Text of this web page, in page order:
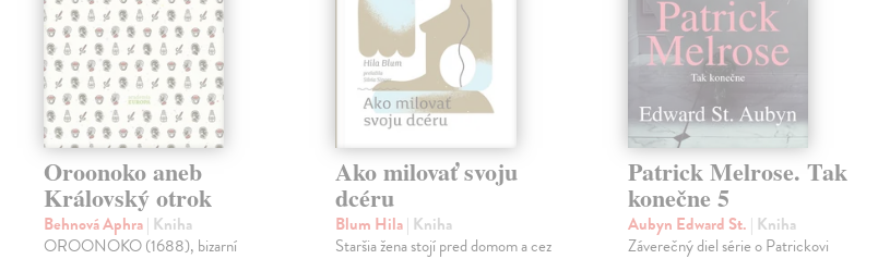
Oroonoko aneb
Královský otrok
Behnová Aphra| Kniha
OROONOKO (1688), bizarní
Ako milovať svoju
dcéru
Blum Hila| Kniha
Staršia žena stojí pred domom a cez
Patrick Melrose. Tak
konečne 5
Aubyn Edward St. | Kniha
Záverečný diel série o Patrickovi